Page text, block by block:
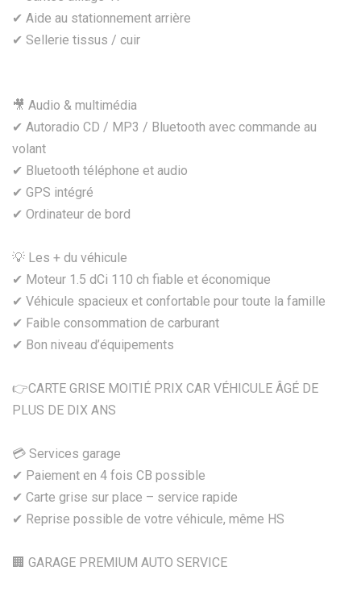
✔ Aide au stationnement arrière
✔ Sellerie tissus / cuir
🎥 Audio & multimédia
✔ Autoradio CD / MP3 / Bluetooth avec commande au
volant
✔ Bluetooth téléphone et audio
✔ GPS intégré
✔ Ordinateur de bord
💡 Les + du véhicule
✔ Moteur 1.5 dCi 110 ch fiable et économique
✔ Véhicule spacieux et confortable pour toute la famille
✔ Faible consommation de carburant
✔ Bon niveau d’équipements
👉CARTE GRISE MOITIÉ PRIX CAR VÉHICULE ÂGÉ DE
PLUS DE DIX ANS
💳 Services garage
✔ Paiement en 4 fois CB possible
✔ Carte grise sur place – service rapide
✔ Reprise possible de votre véhicule, même HS
🏢 GARAGE PREMIUM AUTO SERVICE